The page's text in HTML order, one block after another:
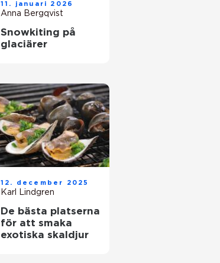
11. januari 2026
Anna Bergqvist
Snowkiting på
glaciärer
12. december 2025
Karl Lindgren
De bästa platserna
för att smaka
exotiska skaldjur